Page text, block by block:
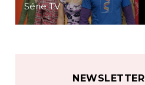
Série TV
NEWSLETTER